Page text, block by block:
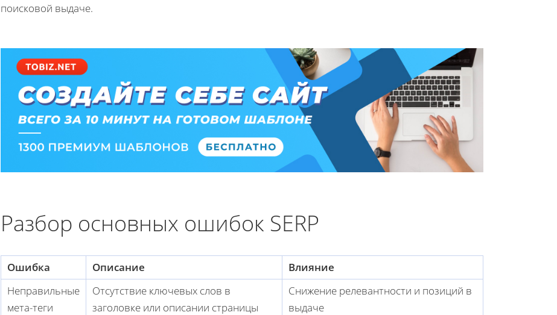
поисковой выдаче.
Разбор основных ошибок SERP
Ошибка Описание
Влияние
Неправильные
мета-теги
Отсутствие ключевых слов в
заголовке или описании страницы
Снижение релевантности и позиций в
выдаче